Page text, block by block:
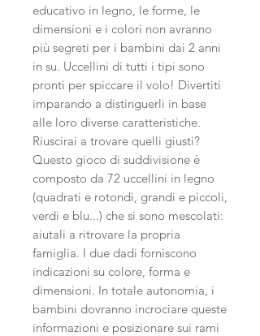
educativo in legno, le forme, le
dimensioni e i colori non avranno
più segreti per i bambini dai 2 anni
in su. Uccellini di tutti i tipi sono
pronti per spiccare il volo! Divertiti
imparando a distinguerli in base
alle loro diverse caratteristiche.
Riuscirai a trovare quelli giusti?
Questo gioco di suddivisione è
composto da 72 uccellini in legno
(quadrati e rotondi, grandi e piccoli,
verdi e blu...) che si sono mescolati:
aiutali a ritrovare la propria
famiglia. I due dadi forniscono
indicazioni su colore, forma e
dimensioni. In totale autonomia, i
bambini dovranno incrociare queste
informazioni e posizionare sui rami